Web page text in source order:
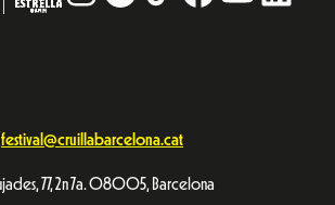
festival@cruillabarcelona.cat
77, 2n 7a. 08005, Barcelona